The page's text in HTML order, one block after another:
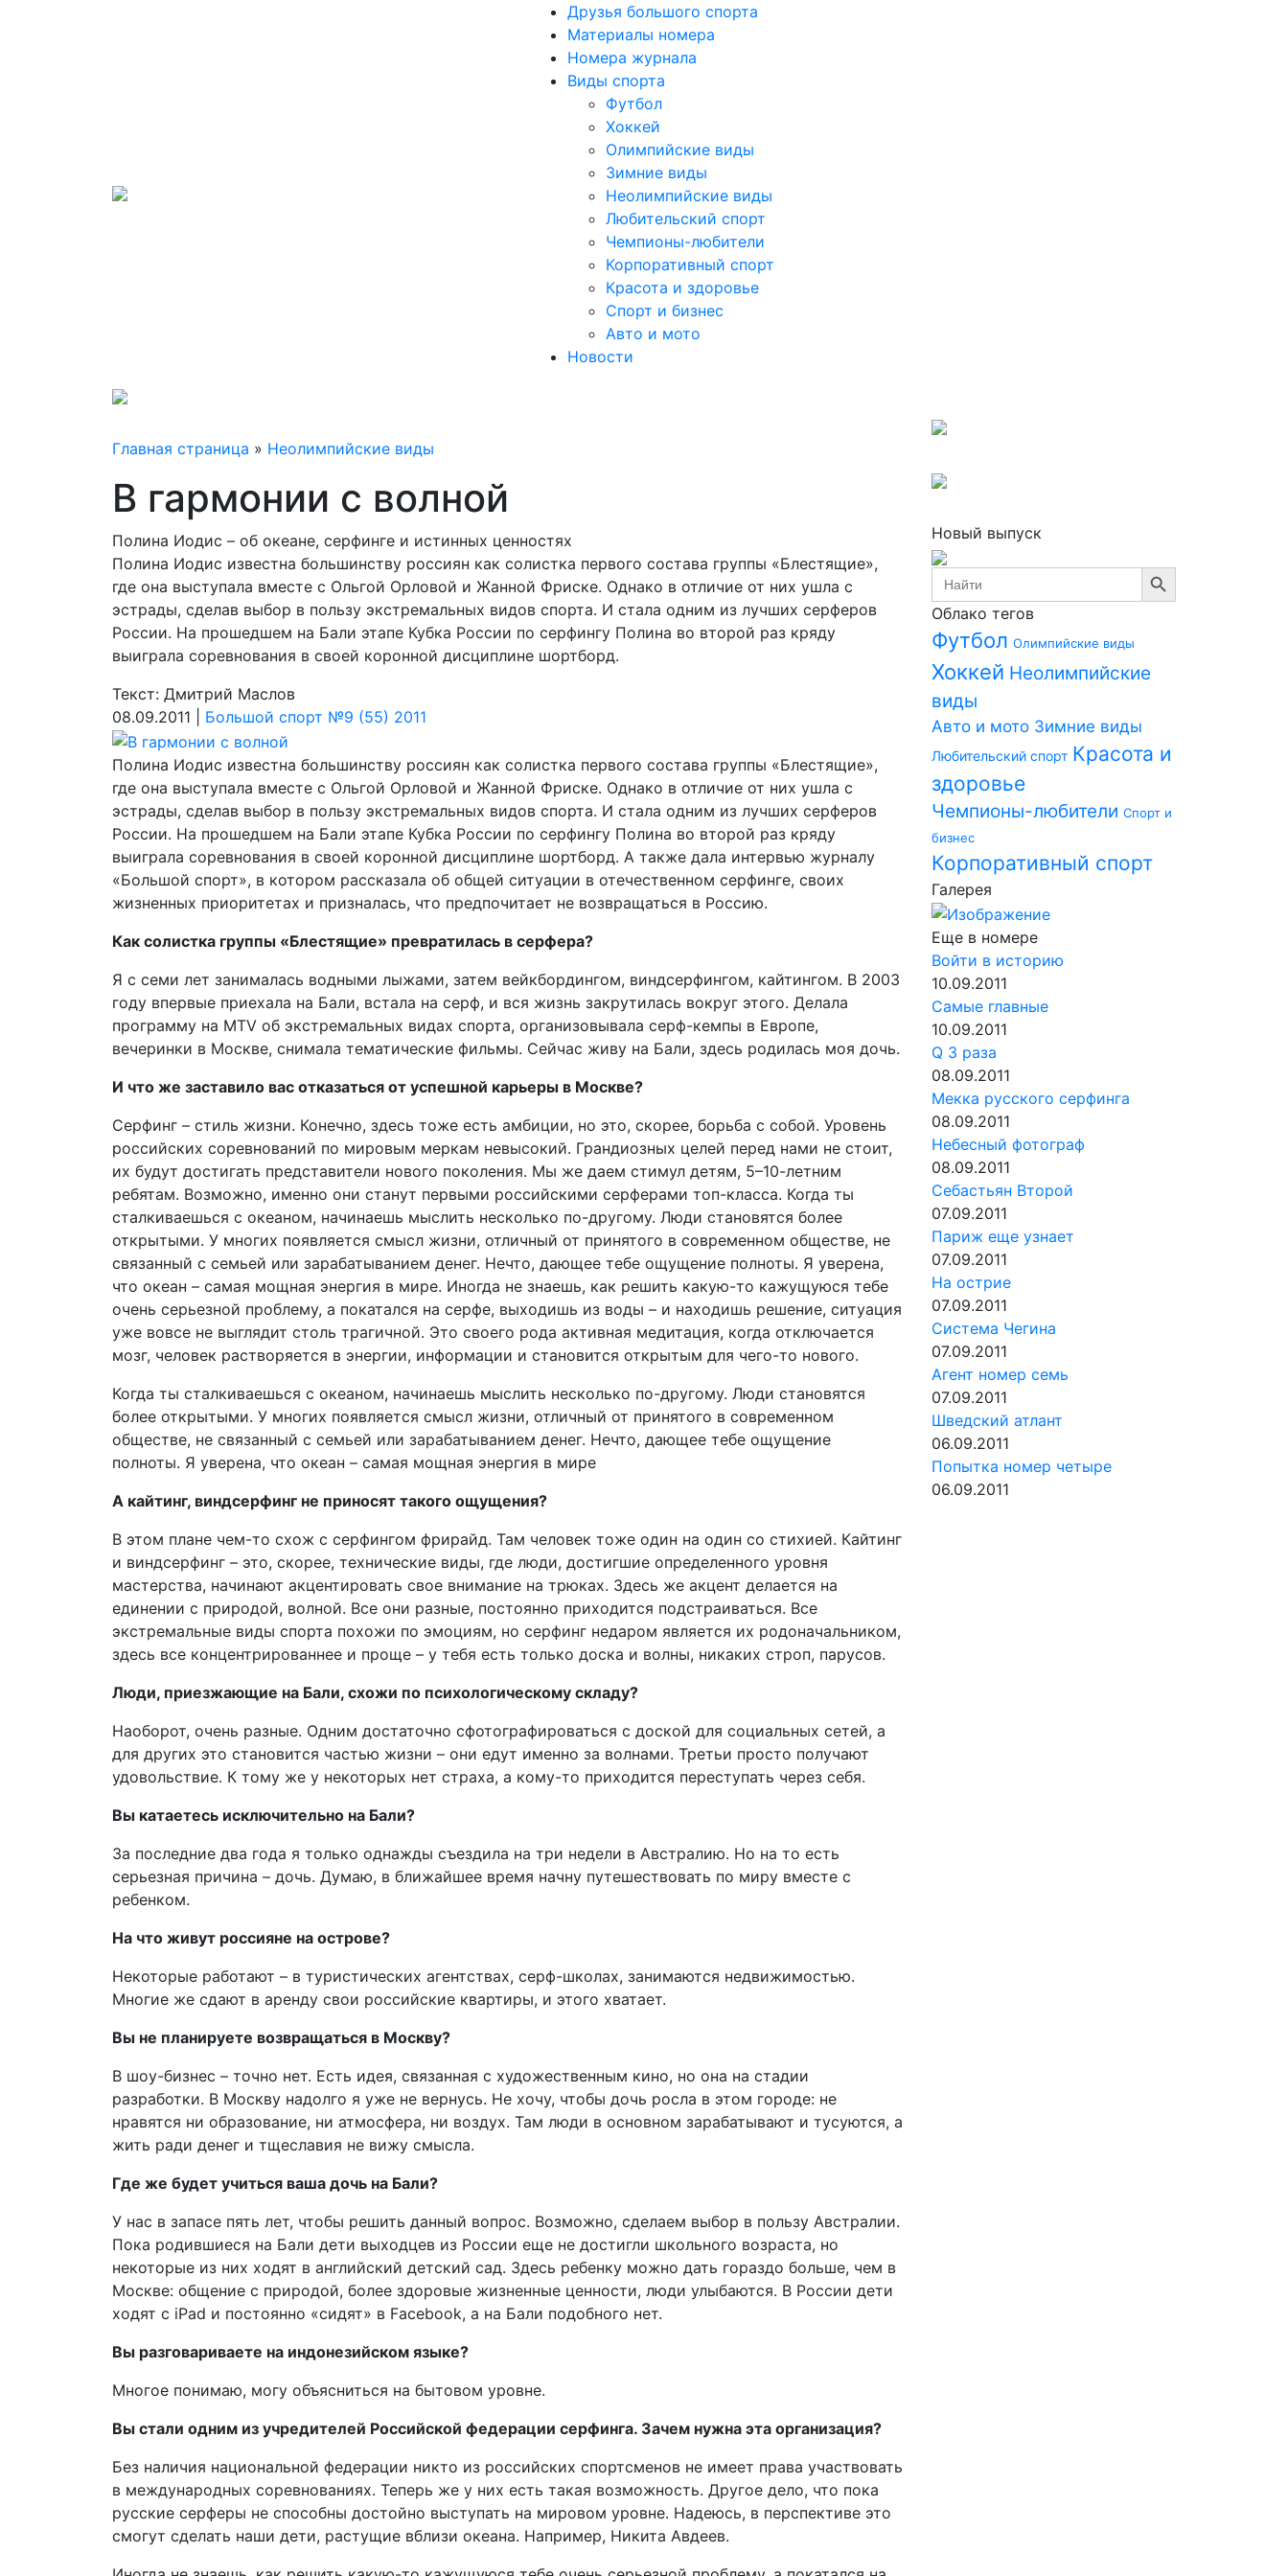
Друзья большого спорта
Материалы номера
Номера журнала
Виды спорта
Футбол
Хоккей
Олимпийские виды
Зимние виды
Неолимпийские виды
Любительский спорт
Чемпионы-любители
Корпоративный спорт
Красота и здоровье
Спорт и бизнес
Авто и мото
Новости
Главная страница » Неолимпийские виды
В гармонии с волной
Полина Иодис – об океане, серфинге и истинных ценностях
Полина Иодис известна большинству россиян как солистка первого состава группы «Блестящие»,
где она выступала вместе с Ольгой Орловой и Жанной Фриске. Однако в отличие от них ушла с
эстрады, сделав выбор в пользу экстремальных видов спорта. И стала одним из лучших серферов
России. На прошедшем на Бали этапе Кубка России по серфингу Полина во второй раз кряду
выиграла соревнования в своей коронной дисциплине шортборд.
Текст: Дмитрий Маслов
08.09.2011 | Большой спорт №9 (55) 2011
Полина Иодис известна большинству россиян как солистка первого состава группы «Блестящие»,
где она выступала вместе с Ольгой Орловой и Жанной Фриске. Однако в отличие от них ушла с
эстрады, сделав выбор в пользу экстремальных видов спорта. И стала одним из лучших серферов
России. На прошедшем на Бали этапе Кубка России по серфингу Полина во второй раз кряду
выиграла соревнования в своей коронной дисциплине шортборд. А также дала интервью журналу
«Большой спорт», в котором рассказала об общей ситуации в отечественном серфинге, своих
жизненных приоритетах и призналась, что предпочитает не возвращаться в Россию.
Как солистка группы «Блестящие» превратилась в серфера?
Я с семи лет занималась водными лыжами, затем вейкбордингом, виндсерфингом, кайтингом. В 2003
году впервые приехала на Бали, встала на серф, и вся жизнь закрутилась вокруг этого. Делала
программу на MTV об экстремальных видах спорта, организовывала серф-кемпы в Европе,
вечеринки в Москве, снимала тематические фильмы. Сейчас живу на Бали, здесь родилась моя дочь.
И что же заставило вас отказаться от успешной карьеры в Москве?
Серфинг – стиль жизни. Конечно, здесь тоже есть амбиции, но это, скорее, борьба с собой. Уровень
российских соревнований по мировым меркам невысокий. Грандиозных целей перед нами не стоит,
их будут достигать представители нового поколения. Мы же даем стимул детям, 5–10-летним
ребятам. Возможно, именно они станут первыми российскими серферами топ-класса. Когда ты
сталкиваешься с океаном, начинаешь мыслить несколько по-другому. Люди становятся более
открытыми. У многих появляется смысл жизни, отличный от принятого в современном обществе, не
связанный с семьей или зарабатыванием денег. Нечто, дающее тебе ощущение полноты. Я уверена,
что океан – самая мощная энергия в мире. Иногда не знаешь, как решить какую-то кажущуюся тебе
очень серьезной проблему, а покатался на серфе, выходишь из воды – и находишь решение, ситуация
уже вовсе не выглядит столь трагичной. Это своего рода активная медитация, когда отключается
мозг, человек растворяется в энергии, информации и становится открытым для чего-то нового.
Когда ты сталкиваешься с океаном, начинаешь мыслить несколько по-другому. Люди становятся
более открытыми. У многих появляется смысл жизни, отличный от принятого в современном
обществе, не связанный с семьей или зарабатыванием денег. Нечто, дающее тебе ощущение
полноты. Я уверена, что океан – самая мощная энергия в мире
А кайтинг, виндсерфинг не приносят такого ощущения?
В этом плане чем-то схож с серфингом фрирайд. Там человек тоже один на один со стихией. Кайтинг
и виндсерфинг – это, скорее, технические виды, где люди, достигшие определенного уровня
мастерства, начинают акцентировать свое внимание на трюках. Здесь же акцент делается на
единении с природой, волной. Все они разные, постоянно приходится подстраиваться. Все
экстремальные виды спорта похожи по эмоциям, но серфинг недаром является их родоначальником,
здесь все концентрированнее и проще – у тебя есть только доска и волны, никаких строп, парусов.
Люди, приезжающие на Бали, схожи по психологическому складу?
Наоборот, очень разные. Одним достаточно сфотографироваться с доской для социальных сетей, а
для других это становится частью жизни – они едут именно за волнами. Третьи просто получают
удовольствие. К тому же у некоторых нет страха, а кому-то приходится переступать через себя.
Вы катаетесь исключительно на Бали?
За последние два года я только однажды съездила на три недели в Австралию. Но на то есть
серьезная причина – дочь. Думаю, в ближайшее время начну путешествовать по миру вместе с
ребенком.
На что живут россияне на острове?
Некоторые работают – в туристических агентствах, серф-школах, занимаются недвижимостью.
Многие же сдают в аренду свои российские квартиры, и этого хватает.
Вы не планируете возвращаться в Москву?
В шоу-бизнес – точно нет. Есть идея, связанная с художественным кино, но она на стадии
разработки. В Москву надолго я уже не вернусь. Не хочу, чтобы дочь росла в этом городе: не
нравятся ни образование, ни атмосфера, ни воздух. Там люди в основном зарабатывают и тусуются, а
жить ради денег и тщеславия не вижу смысла.
Где же будет учиться ваша дочь на Бали?
У нас в запасе пять лет, чтобы решить данный вопрос. Возможно, сделаем выбор в пользу Австралии.
Пока родившиеся на Бали дети выходцев из России еще не достигли школьного возраста, но
некоторые из них ходят в английский детский сад. Здесь ребенку можно дать гораздо больше, чем в
Москве: общение с природой, более здоровые жизненные ценности, люди улыбаются. В России дети
ходят с iPad и постоянно «сидят» в Facebook, а на Бали подобного нет.
Вы разговариваете на индонезийском языке?
Многое понимаю, могу объясниться на бытовом уровне.
Вы стали одним из учредителей Российской федерации серфинга. Зачем нужна эта организация?
Без наличия национальной федерации никто из российских спортсменов не имеет права участвовать
в международных соревнованиях. Теперь же у них есть такая возможность. Другое дело, что пока
русские серферы не способны достойно выступать на мировом уровне. Надеюсь, в перспективе это
смогут сделать наши дети, растущие вблизи океана. Например, Никита Авдеев.
Новый выпуск
Search
for:
Search Button
Облако тегов
Футбол Олимпийские виды
Хоккей Неолимпийские
виды
Авто и мото Зимние виды
Любительский спорт Красота и
здоровье
Чемпионы-любители Спорт и
бизнес
Корпоративный спорт
Галерея
Еще в номере
Войти в историю
10.09.2011
Самые главные
10.09.2011
Q 3 раза
08.09.2011
Мекка русского серфинга
08.09.2011
Небесный фотограф
08.09.2011
Себастьян Второй
07.09.2011
Париж еще узнает
07.09.2011
На острие
07.09.2011
Система Чегина
07.09.2011
Агент номер семь
07.09.2011
Шведский атлант
06.09.2011
Попытка номер четыре
06.09.2011